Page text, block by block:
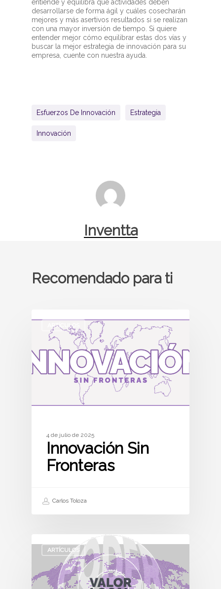
entiende y equilibra qué actividades deben
desarrollarse de forma ágil y cuáles cosecharán
mejores y más asertivos resultados si se realizan
con una mayor inversión de tiempo. Si quiere
entender mejor cómo equilibrar estas dos vías y
buscar la mejor estrategia de innovación para su
empresa, cuente con nuestra ayuda.
Esfuerzos De Innovación Estrategia
Innovación
Inventta
Recomendado para ti
ARTÍCULOS
4 de julio de 2025
Innovación Sin
Fronteras
Carlos Toloza
ARTÍCULOS